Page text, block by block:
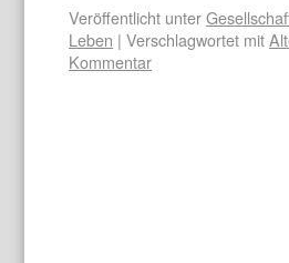
Veröffentlicht unter
Leben | Verschlagwortet mit
Kommentar